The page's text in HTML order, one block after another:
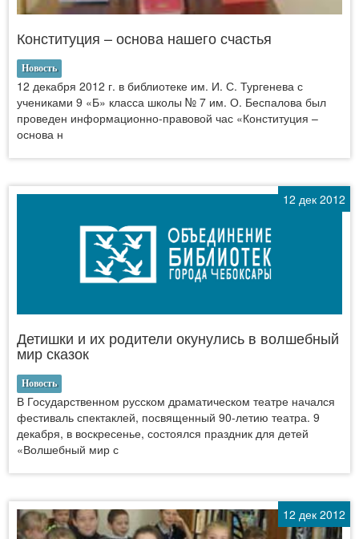
Конституция – основа нашего счастья
Новость
12 декабря 2012 г. в библиотеке им. И. С. Тургенева с
учениками 9 «Б» класса школы № 7 им. О. Беспалова был
проведен информационно-правовой час «Конституция –
основа н
12 дек 2012
Детишки и их родители окунулись в волшебный
мир сказок
Новость
В Государственном русском драматическом театре начался
фестиваль спектаклей, посвященный 90-летию театра. 9
декабря, в воскресенье, состоялся праздник для детей
«Волшебный мир с
12 дек 2012